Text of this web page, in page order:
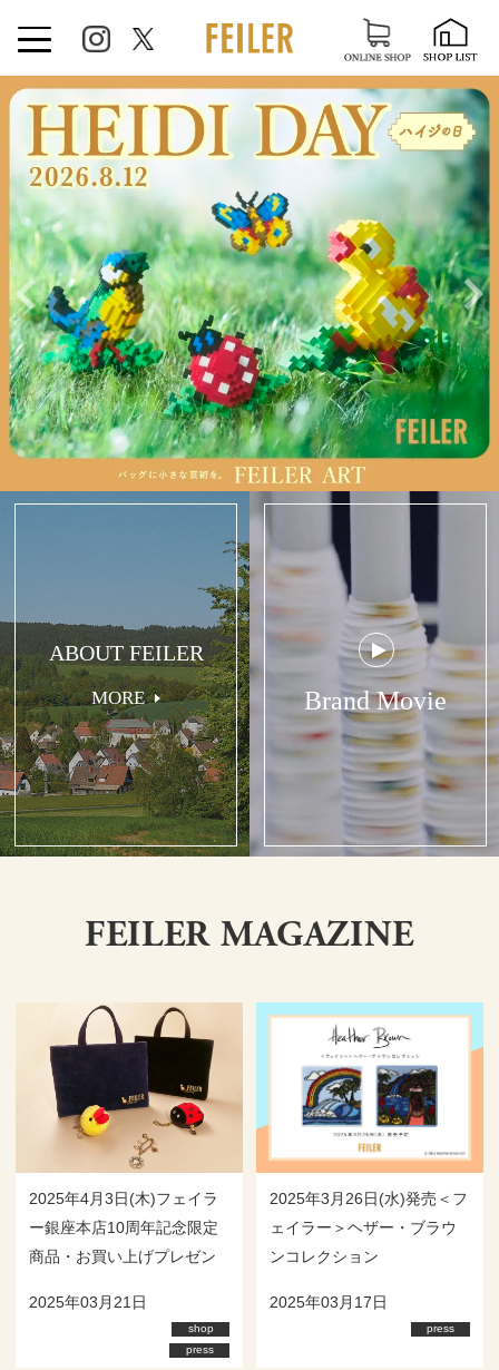
ABOUT FEILER
MORE Brand Movie
FEILER MAGAZINE
2025年4月3日(木)フェイラ
ー銀座本店10周年記念限定
商品・お買い上げプレゼン
2025年03月21日
shop
press
2025年3月26日(水)発売＜フ
ェイラー＞ヘザー・ブラウ
ンコレクション
2025年03月17日
press